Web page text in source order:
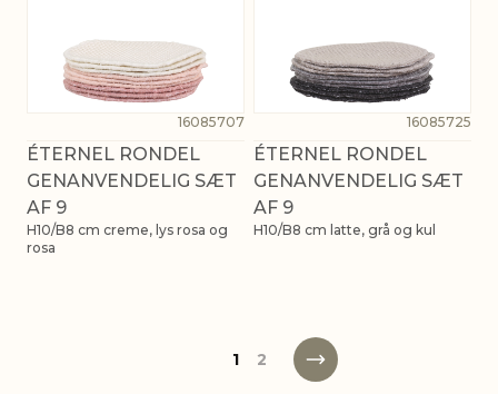
16085707
ÉTERNEL RONDEL
GENANVENDELIG SÆT
AF 9
H10/B8 cm creme, lys rosa og
rosa
16085725
ÉTERNEL RONDEL
GENANVENDELIG SÆT
AF 9
H10/B8 cm latte, grå og kul
1 2